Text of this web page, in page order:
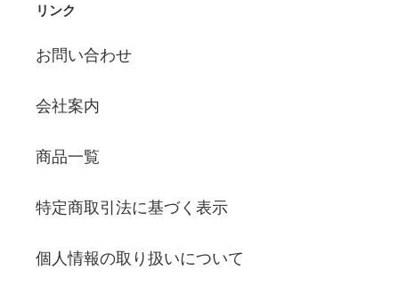
リンク
お問い合わせ
会社案内
商品一覧
特定商取引法に基づく表示
個人情報の取り扱いについて